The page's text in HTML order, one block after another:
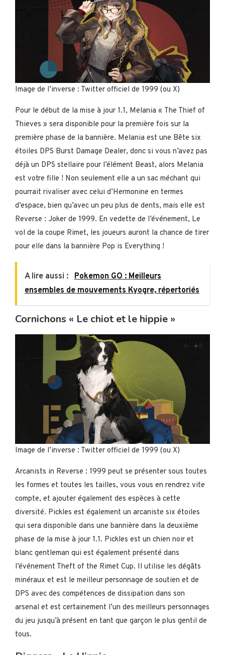
Image de l’inverse : Twitter officiel de 1999 (ou X)
Pour le début de la mise à jour 1.1, Melania « The Thief of
Thieves » sera disponible pour la première fois sur la
première phase de la bannière. Melania est une Bête six
étoiles DPS Burst Damage Dealer, donc si vous n’avez pas
déjà un DPS stellaire pour l’élément Beast, alors Melania
est votre fille ! Non seulement elle a un sac méchant qui
pourrait rivaliser avec celui d’Hermonine en termes
d’espace, bien qu’avec un peu plus de dents, mais elle est
Reverse : Joker de 1999. En vedette de l’événement, Le
vol de la coupe Rimet, les joueurs auront la chance de tirer
pour elle dans la bannière Pop is Everything !
A lire aussi :
Pokemon GO : Meilleurs
ensembles de mouvements Kyogre, répertoriés
Cornichons « Le chiot et le hippie »
Image de l’inverse : Twitter officiel de 1999 (ou X)
Arcanists in Reverse : 1999 peut se présenter sous toutes
les formes et toutes les tailles, vous vous en rendrez vite
compte, et ajouter également des espèces à cette
diversité. Pickles est également un arcaniste six étoiles
qui sera disponible dans une bannière dans la deuxième
phase de la mise à jour 1.1. Pickles est un chien noir et
blanc gentleman qui est également présenté dans
l’événement Theft of the Rimet Cup. Il utilise les dégâts
minéraux et est le meilleur personnage de soutien et de
DPS avec des compétences de dissipation dans son
arsenal et est certainement l’un des meilleurs personnages
du jeu jusqu’à présent en tant que garçon le plus gentil de
tous.